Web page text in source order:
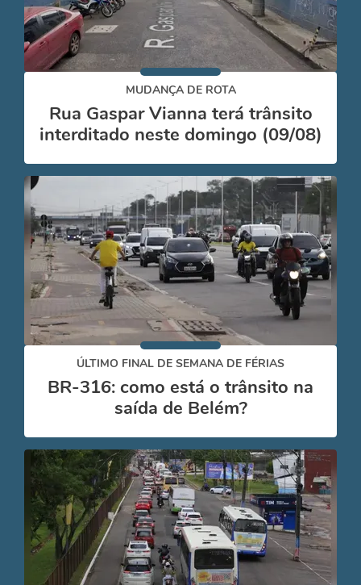
MUDANÇA DE ROTA
Rua Gaspar Vianna terá trânsito
interditado neste domingo (09/08)
ÚLTIMO FINAL DE SEMANA DE FÉRIAS
BR-316: como está o trânsito na
saída de Belém?